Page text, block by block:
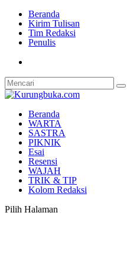
Beranda
Kirim Tulisan
Tim Redaksi
Penulis
Beranda
WARTA
SASTRA
PIKNIK
Esai
Resensi
WAJAH
TRIK & TIP
Kolom Redaksi
Pilih Halaman